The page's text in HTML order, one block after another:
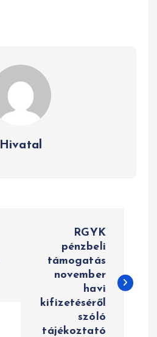
Hivatal
RGYK
pénzbeli
támogatás
november
havi
kifizetéséről
szóló
tájékoztató